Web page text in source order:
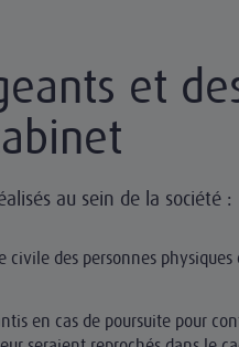
et
au sein de la société :
civile des personnes
en cas de poursuite pour